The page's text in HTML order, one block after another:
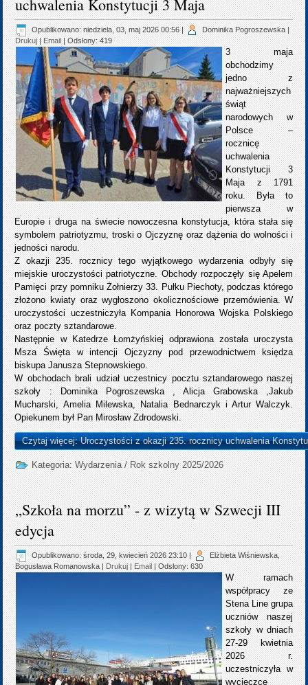
uchwalenia Konstytucji 3 Maja
Opublikowano: niedziela, 03, maj 2026 00:56 Dominika Pogroszewska
Drukuj
Email | Odsłony: 419
3 maja
obchodzimy
jedno z
najważniejszych
świąt
narodowych w
Polsce –
rocznicę
uchwalenia
Konstytucji 3
Maja z 1791
roku. Była to
pierwsza w
Europie i druga na świecie nowoczesna konstytucja, która stała się
symbolem patriotyzmu, troski o Ojczyznę oraz dążenia do wolności i
jedności narodu.
Z okazji 235. rocznicy tego wyjątkowego wydarzenia odbyły się
miejskie uroczystości patriotyczne. Obchody rozpoczęły się Apelem
Pamięci przy pomniku Żołnierzy 33. Pułku Piechoty, podczas którego
złożono kwiaty oraz wygłoszono okolicznościowe przemówienia. W
uroczystości uczestniczyła Kompania Honorowa Wojska Polskiego
oraz poczty sztandarowe.
Następnie w Katedrze Łomżyńskiej odprawiona została uroczysta
Msza Święta w intencji Ojczyzny pod przewodnictwem księdza
biskupa Janusza Stepnowskiego.
W obchodach brali udział uczestnicy pocztu sztandarowego naszej
szkoły : Dominika Pogroszewska , Alicja Grabowska ,Jakub
Mucharski, Amelia Milewska, Natalia Bednarczyk i Artur Walczyk.
Opiekunem był Pan Mirosław Zdrodowski.
Czytaj więcej: Uroczystości z okazji 235. rocznicy uchwalenia
Kategoria:Wydarzenia / Rok szkolny 2025/2026
„Szkoła na morzu” - z wizytą w Szwecji III
edycja
Opublikowano: środa, 29, kwiecień 2026 23:10
Elżbieta Wiśniewska,
Bogusława Romanowska| Drukuj Email | Odsłony: 630
W ramach
współpracy ze
Stena Line grupa
uczniów naszej
szkoły w dniach
27-29 kwietnia
2026 r.
uczestniczyła w
wycieczce